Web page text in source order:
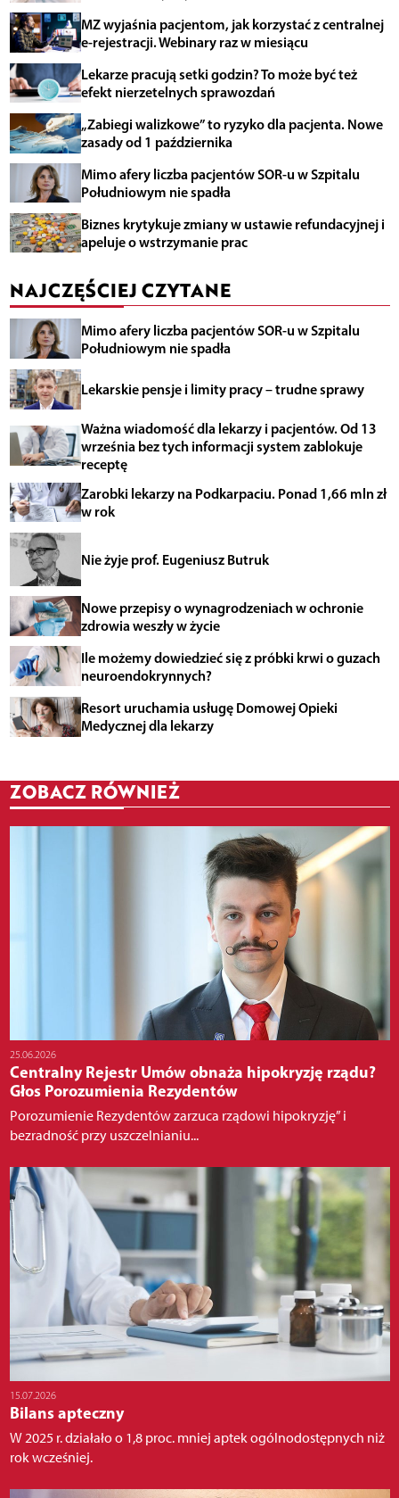
MZ wyjaśnia pacjentom, jak korzystać z centralnej
e-rejestracji. Webinary raz w miesiącu
Lekarze pracują setki godzin? To może być też
efekt nierzetelnych sprawozdań
„Zabiegi walizkowe” to ryzyko dla pacjenta. Nowe
zasady od 1 października
Mimo afery liczba pacjentów SOR-u w Szpitalu
Południowym nie spadła
Biznes krytykuje zmiany w ustawie refundacyjnej i
apeluje o wstrzymanie prac
NAJCZĘŚCIEJ CZYTANE
Mimo afery liczba pacjentów SOR-u w Szpitalu
Południowym nie spadła
Lekarskie pensje i limity pracy – trudne sprawy
Ważna wiadomość dla lekarzy i pacjentów. Od 13
września bez tych informacji system zablokuje
receptę
Zarobki lekarzy na Podkarpaciu. Ponad 1,66 mln zł
w rok
Nie żyje prof. Eugeniusz Butruk
Nowe przepisy o wynagrodzeniach w ochronie
zdrowia weszły w życie
Ile możemy dowiedzieć się z próbki krwi o guzach
neuroendokrynnych?
Resort uruchamia usługę Domowej Opieki
Medycznej dla lekarzy
ZOBACZ RÓWNIEŻ
25.06.2026
Centralny Rejestr Umów obnaża hipokryzję rządu?
Głos Porozumienia Rezydentów
Porozumienie Rezydentów zarzuca rządowi hipokryzję” i
bezradność przy uszczelnianiu...
15.07.2026
Bilans apteczny
W 2025 r. działało o 1,8 proc. mniej aptek ogólnodostępnych niż
rok wcześniej.